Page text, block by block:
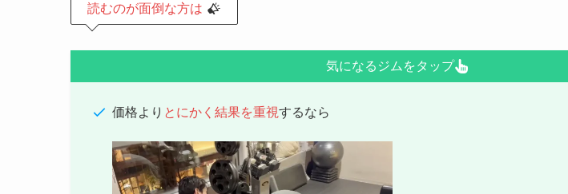
読むのが面倒な方は
気になるジムをタップ
価格より とにかく結果を重視するなら